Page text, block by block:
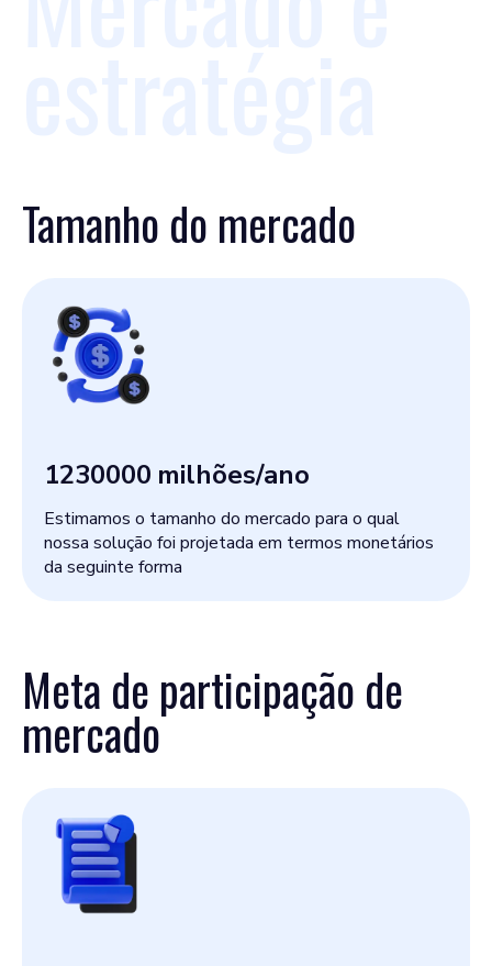
Tamanho do mercado
1230000 milhões/ano
Estimamos o tamanho do mercado para o qual
nossa solução foi projetada em termos monetários
da seguinte forma
Meta de participação de
mercado